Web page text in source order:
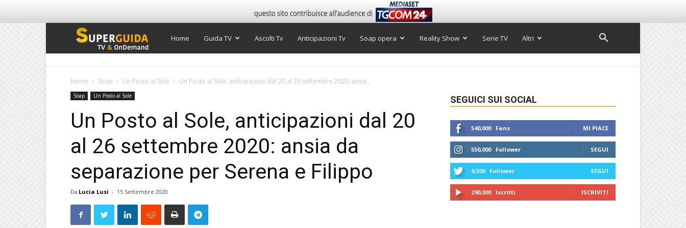
Super
Home Guida TV Ascolti Tv Anticipazioni Tv Soap opera Reality Show Serie TV Altri
Home Soap Un Posto al Sole Un Posto al Sole, anticipazioni dal 20 al 26 settembre 2020: ansia...
Soap Un Posto al Sole
Un Posto al Sole, anticipazioni dal 20
al 26 settembre 2020: ansia da
separazione per Serena e Filippo
Da Lucia Lusi - 15 Settembre 2020
SEGUICI SUI SOCIAL
540,000 Fans MI PIACE
550,000 Follower SEGUI
9,300 Follower SEGUI
290,000 Iscritti ISCRIVITI